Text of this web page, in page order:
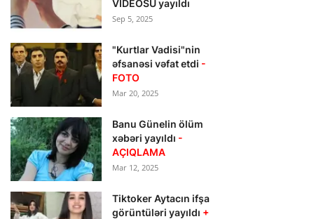
VİDEOSU yayıldı
Sep 5, 2025
"Kurtlar Vadisi"nin
əfsanəsi vəfat etdi -
FOTO
Mar 20, 2025
Banu Günelin ölüm
xəbəri yayıldı -
AÇIQLAMA
Mar 12, 2025
Tiktoker Aytacın ifşa
görüntüləri yayıldı +